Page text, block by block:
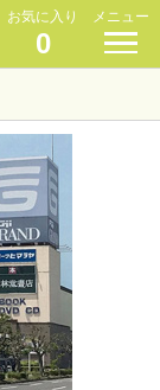
お気に入り
0
メニュー